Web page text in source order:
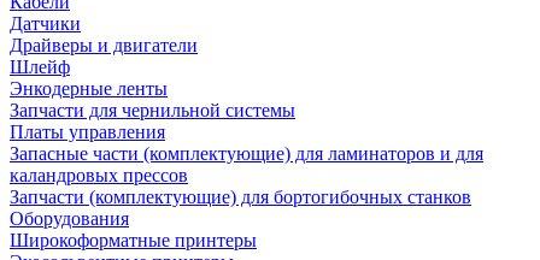
Датчики
Драйверы и двигатели
Шлейф
Энкодерные ленты
Запчасти для чернильной системы
Платы управления
Запасные части (комплектующие) для ламинаторов и для
каландровых прессов
Запчасти (комплектующие) для бортогибочных станков
Оборудования
Широкоформатные принтеры